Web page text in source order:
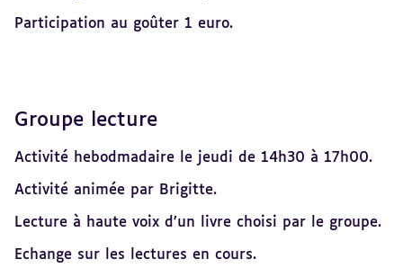
Participation au goûter 1 euro.
Groupe lecture
Activité hebodmadaire le jeudi de 14h30 à 17h00.
Activité animée par Brigitte.
Lecture à haute voix d’un livre choisi par le groupe.
Echange sur les lectures en cours.